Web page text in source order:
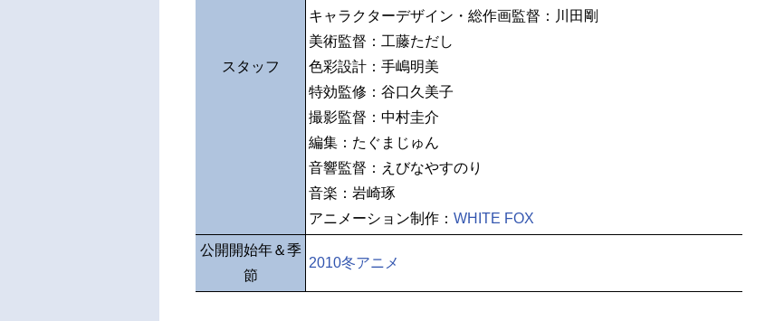
スタッフ
キャラクターデザイン・総作画監督：川田剛
美術監督：工藤ただし
色彩設計：手嶋明美
特効監修：谷口久美子
撮影監督：中村圭介
編集：たぐまじゅん
音響監督：えびなやすのり
音楽：岩崎琢
アニメーション制作： WHITE FOX
公開開始年＆季
節
2010冬アニメ